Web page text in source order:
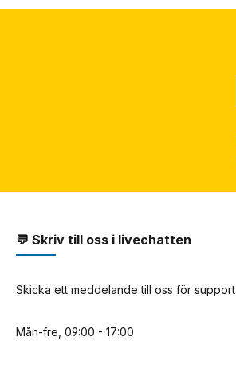
💬 Skriv till oss i livechatten
Skicka ett meddelande till oss för support
Mån-fre, 09:00 - 17:00